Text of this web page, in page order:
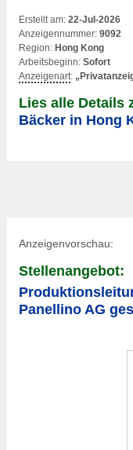
Erstellt am: 22-Jul-2026
Anzeigennummer: 9092
Region: Hong Kong
Arbeitsbeginn: Sofort
Anzeigenart:
Lies alle Details
Bäcker in Hong
Anzeigenvorschau:
Stellenangebot:
Panellino AG